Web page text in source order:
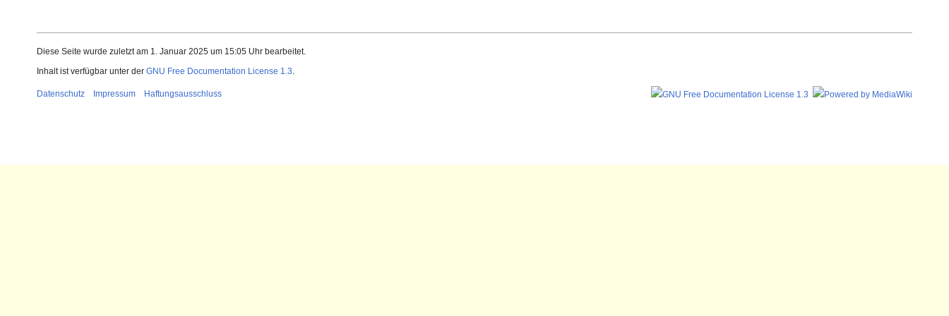
Diese Seite wurde zuletzt am 1. Januar 2025 um 15:05 Uhr bearbeitet.
Inhalt ist verfügbar unter der GNU Free Documentation License 1.3.
Datenschutz Impressum Haftungsausschluss